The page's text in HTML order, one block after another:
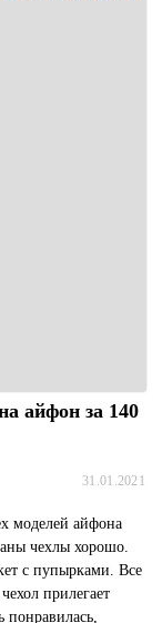
айфон за 140
31.01.2021
моделей айфона
чехлы хорошо.
с пупырками. Все
прилегает